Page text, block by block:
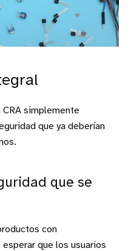
simplemente
que ya deberían
que se
con
que los usuarios